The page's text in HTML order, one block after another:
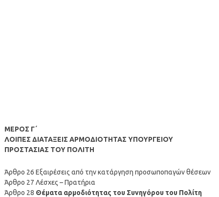
ΜΕΡΟΣ Γ΄
ΛΟΙΠΕΣ ΔΙΑΤΑΞΕΙΣ ΑΡΜΟΔΙΟΤΗΤΑΣ ΥΠΟΥΡΓΕΙΟΥ
ΠΡΟΣΤΑΣΙΑΣ ΤΟΥ ΠΟΛΙΤΗ
Άρθρο 26 Εξαιρέσεις από την κατάργηση προσωποπαγών θέσεων
Άρθρο 27 Λέσχες – Πρατήρια
Άρθρο 28 Θέματα αρμοδιότητας του Συνηγόρου του Πολίτη